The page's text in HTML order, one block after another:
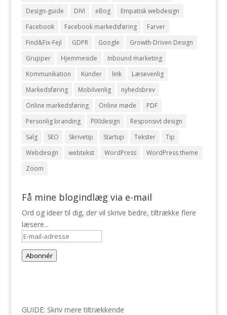
Design-guide
DIVI eBog
Empatisk webdesign
Facebook
Facebook markedsføring
Farver
Find&Fix-Fejl
GDPR Google
Growth-Driven Design
Grupper
Hjemmeside
Inbound marketing
Kommunikation
Kunder link
Læsevenlig
Markedsføring
Mobilvenlig
nyhedsbrev
Online markedsføring
Online møde
PDF
Personlig branding
PIXIdesign
Responsivt design
Salg
SEO Skrivetip Startup Tekster
Tip
Webdesign
webtekst WordPress
WordPress theme
Zoom
Få mine blogindlæg via e-mail
Ord og ideer til dig, der vil skrive bedre, tiltrække flere
læsere...
E-
mail-
adresse
Abonnér
GUIDE: Skriv mere tiltrækkende